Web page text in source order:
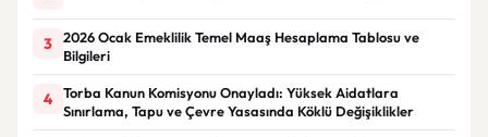
3
2026 Ocak Emeklilik Temel Maaş Hesaplama Tablosu ve
Bilgileri
4
Torba Kanun Komisyonu Onayladı: Yüksek Aidatlara
Sınırlama, Tapu ve Çevre Yasasında Köklü Değişiklikler